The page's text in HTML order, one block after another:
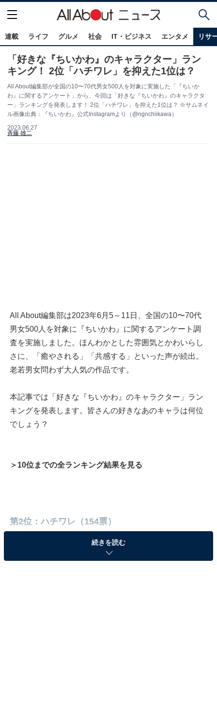
連載 ライフ グルメ 社会 IT・ビジネス エンタメ リサ
「好きな『ちいかわ』のキャラクター」ラン
キング！ 2位「ハチワレ」を抑えた1位は？
All About編集部が全国の10〜70代男女500人を対象に実施した「『ちいか
わ』に関するアンケート」から、今回は「好きな『ちいかわ』のキャラクタ
ー」ランキングを発表します！ 2位「ハチワレ」を抑えた1位は？ ※サムネイ
ル画像出典：『ちいかわ』公式Instagramより（@ngnchiikawa）
2023.06.27
斉藤 雄二
All About編集部は2023年6月5～11日、全国の10〜70代
男女500人を対象に『ちいかわ』に関するアンケート調
査を実施しました。ほんわかとした雰囲気とかわいらし
さに、「癒やされる」「共感する」といった声が続出。
老若男女問わず大人気の作品です。
本記事では「好きな『ちいかわ』のキャラクター」ラン
キングを発表します。皆さんの好きなあのキャラは何位
でしょう？
＞10位までの全ランキング結果を見る
第2位：ハチワレ（154票）
続きを読む